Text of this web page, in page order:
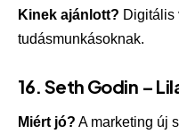
Kinek ajánlott? Digitális
tudásmunkásoknak.
16. Seth Godin –
Miért jó? A marketing új